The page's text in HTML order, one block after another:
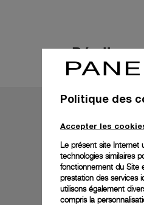
Détails
Politique des
Accepter les
Le présent site Internet
technologies similaires
fonctionnement du Site
prestation des services
utilisons également
compris la